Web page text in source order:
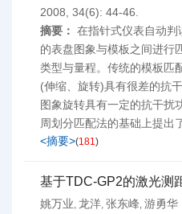
2008, 34(6): 44-46.
摘要： 在指针式仪表自动
的表盘图象与模板之间进行
类型与量程。传统的模板匹
(伸缩、旋转)具有很差的抗
图象旋转具有一定的抗干扰
周划分匹配法的基础上提出
<摘要>(181)
基于TDC-GP2的激光测
姚万业, 龙洋, 张东峰, 游勇华